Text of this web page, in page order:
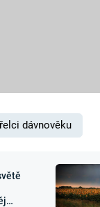
Zajímavosti
dávnověku